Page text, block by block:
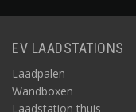
EV LAADSTATIONS
Laadpalen
Wandboxen
Laadstation thuis